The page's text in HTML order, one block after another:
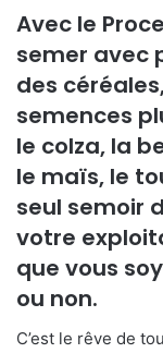
Avec le
semer avec
des
semences
le colza, la
le maïs, le
seul semoir
votre
que vous
ou non.
C’est le rêve de